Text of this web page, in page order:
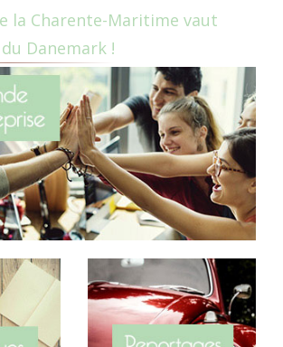
la Charente-Maritime vaut
Danemark !